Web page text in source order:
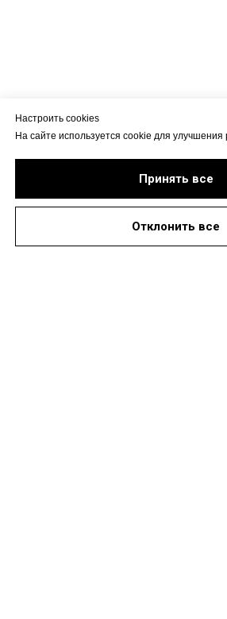
Настроить cookies
На сайте используется cookie для улучшения
Принять все
Отклонить все